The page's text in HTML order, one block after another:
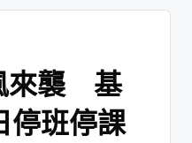
來襲 基
停班停課